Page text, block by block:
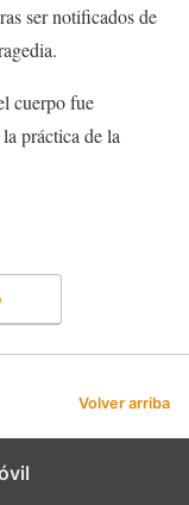
ser notificados de
cuerpo fue
práctica de la
Volver arriba